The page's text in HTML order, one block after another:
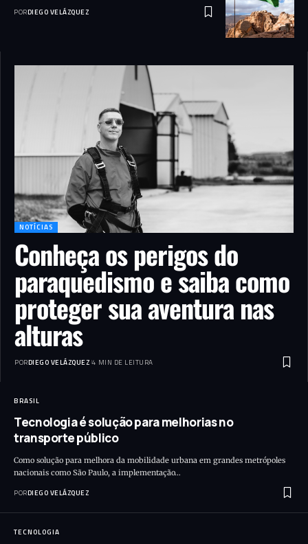
PORDIEGO VELÁZQUEZ
NOTÍCIAS
Conheça os perigos do
paraquedismo e saiba como
proteger sua aventura nas
alturas
PORDIEGO VELÁZQUEZ 4 MIN DE LEITURA
BRASIL
Tecnologia é solução para melhorias no
transporte público
Como solução para melhora da mobilidade urbana em grandes metrópoles
nacionais como São Paulo, a implementação…
PORDIEGO VELÁZQUEZ
TECNOLOGIA